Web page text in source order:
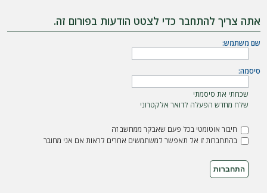
ר
ש
ה
אתה צריך להתחבר כדי לצטט הודעות בפורום זה.
שם משתמש:
סיסמה:
שכחתי את סיסמתי
שלח מחדש הפעלה לדואר אלקטרוני
חיבור אוטומטי בכל פעם שאבקר ממחשב זה
בהתחברות זו אל תאפשר למשתמשים אחרים לראות אם אני מחובר